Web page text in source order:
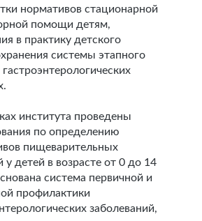
нормативов стационарной
помощи детям,
в практику детского
системы этапного
гастроэнтерологических
института проведены
по определению
пищеварительных
у детей в возрасте от 0 до 14
система первичной и
профилактики
заболеваний,